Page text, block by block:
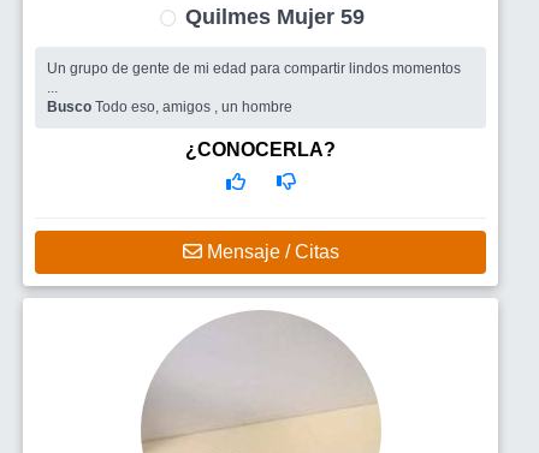
Quilmes Mujer 59
Un grupo de gente de mi edad para compartir lindos momentos
Busco Todo eso, amigos , un hombre
¿CONOCERLA?
Mensaje / Citas